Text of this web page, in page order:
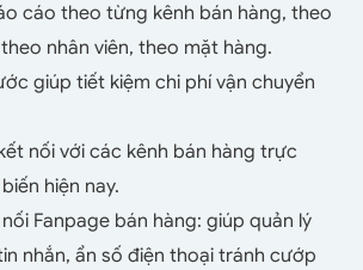
cáo theo từng kênh bán hàng, theo
nhân viên, theo mặt hàng.
giúp tiết kiệm chi phí vận chuyển
nối với các kênh bán hàng trực
hiện nay.
Fanpage bán hàng: giúp quản lý
nhắn, ẩn số điện thoại tránh cướp